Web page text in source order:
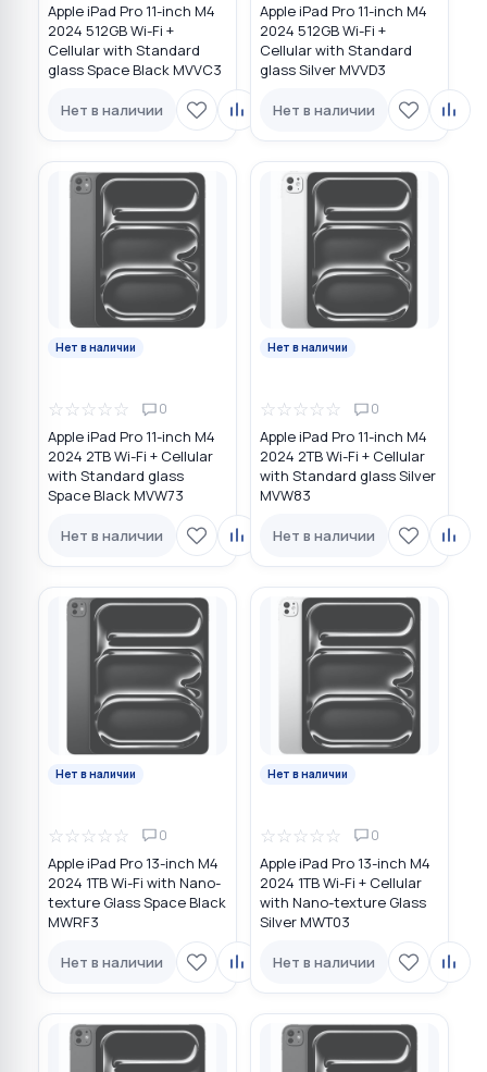
Apple iPad Pro 11-inch M4
2024 512GB Wi-Fi +
Cellular with Standard
glass Space Black MVVC3
Нет в наличии
Apple iPad Pro 11-inch M4
2024 512GB Wi-Fi +
Cellular with Standard
glass Silver MVVD3
Нет в наличии
Нет в наличии
☆☆☆☆☆ 0
Apple iPad Pro 11-inch M4
2024 2TB Wi-Fi + Cellular
with Standard glass
Space Black MVW73
Нет в наличии
Нет в наличии
☆☆☆☆☆ 0
Apple iPad Pro 11-inch M4
2024 2TB Wi-Fi + Cellular
with Standard glass Silver
MVW83
Нет в наличии
Нет в наличии
☆☆☆☆☆ 0
Apple iPad Pro 13-inch M4
2024 1TB Wi-Fi with Nano-
texture Glass Space Black
MWRF3
Нет в наличии
Нет в наличии
☆☆☆☆☆ 0
Apple iPad Pro 13-inch M4
2024 1TB Wi-Fi + Cellular
with Nano-texture Glass
Silver MWT03
Нет в наличии